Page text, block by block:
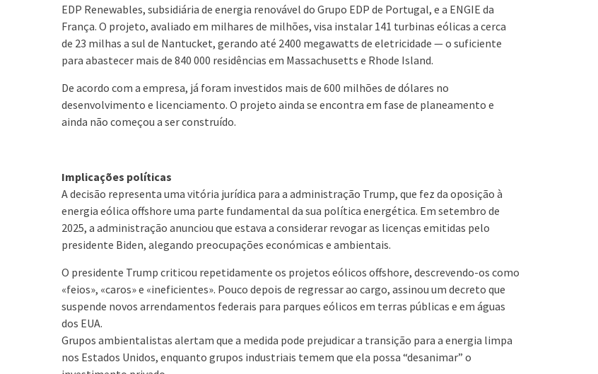
EDP Renewables, subsidiária de energia renovável do Grupo EDP de Portugal, e a ENGIE da
França. O projeto, avaliado em milhares de milhões, visa instalar 141 turbinas eólicas a cerca
de 23 milhas a sul de Nantucket, gerando até 2400 megawatts de eletricidade — o suficiente
para abastecer mais de 840 000 residências em Massachusetts e Rhode Island.
De acordo com a empresa, já foram investidos mais de 600 milhões de dólares no
desenvolvimento e licenciamento. O projeto ainda se encontra em fase de planeamento e
ainda não começou a ser construído.
Implicações políticas
A decisão representa uma vitória jurídica para a administração Trump, que fez da oposição à
energia eólica offshore uma parte fundamental da sua política energética. Em setembro de
2025, a administração anunciou que estava a considerar revogar as licenças emitidas pelo
presidente Biden, alegando preocupações económicas e ambientais.
O presidente Trump criticou repetidamente os projetos eólicos offshore, descrevendo-os como
«feios», «caros» e «ineficientes». Pouco depois de regressar ao cargo, assinou um decreto que
suspende novos arrendamentos federais para parques eólicos em terras públicas e em águas
dos EUA.
Grupos ambientalistas alertam que a medida pode prejudicar a transição para a energia limpa
nos Estados Unidos, enquanto grupos industriais temem que ela possa “desanimar” o